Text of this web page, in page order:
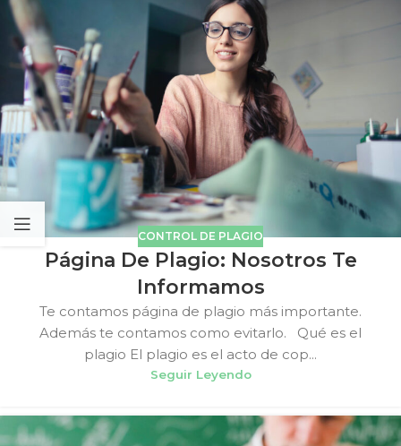
CONTROL DE PLAGIO
Página De Plagio: Nosotros Te
Informamos
Te contamos página de plagio más importante.
Además te contamos como evitarlo. Qué es el
plagio El plagio es el acto de cop...
Seguir Leyendo